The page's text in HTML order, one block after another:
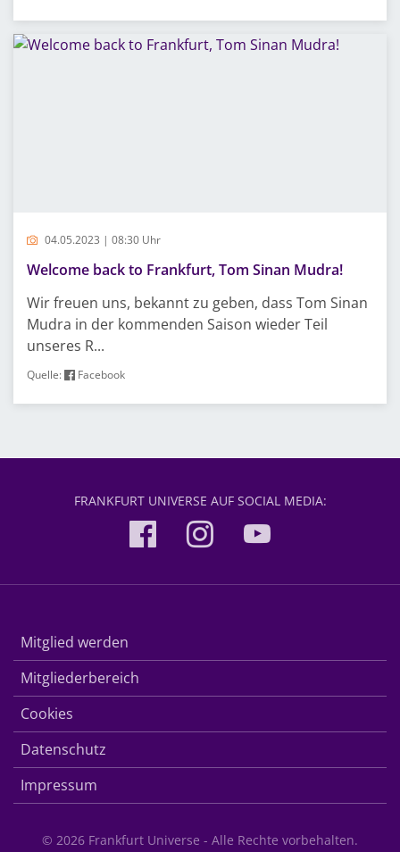
04.05.2023 | 08:30 Uhr
Welcome back to Frankfurt, Tom Sinan Mudra!
Wir freuen uns, bekannt zu geben, dass Tom Sinan
Mudra in der kommenden Saison wieder Teil
unseres R...
Quelle: Facebook
FRANKFURT UNIVERSE AUF SOCIAL MEDIA:
Mitglied werden
Mitgliederbereich
Cookies
Datenschutz
Impressum
© 2026 Frankfurt Universe - Alle Rechte vorbehalten.